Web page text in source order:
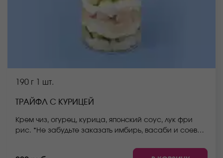
190 г 1 шт.
ТРАЙФЛ С КУРИЦЕЙ
Крем чиз, огурец, курица, японский соус, лук фри
рис. *Не забудьте заказать имбирь, васаби и соевый
вид блюда может отличаться от фото на сайте.